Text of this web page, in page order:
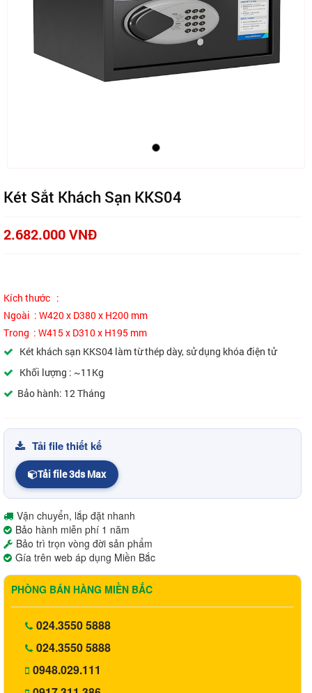
Két Sắt Khách Sạn KKS04
2.682.000 VNĐ
Kích thước :
Ngoài : W420 x D380 x H200 mm
Trong : W415 x D310 x H195 mm
Két khách sạn KKS04 làm từ thép dày, sử dụng khóa điện tử
Khối lượng : ~11Kg
Bảo hành: 12 Tháng
Tải file thiết kế
Tải file 3ds Max
Vận chuyển, lắp đặt nhanh
Bảo hành miễn phí 1 năm
Bảo trì trọn vòng đời sản phẩm
Gía trên web áp dụng Miền Bắc
PHÒNG BÁN HÀNG MIỀN BẮC
024.3550 5888
024.3550 5888
0948.029.111